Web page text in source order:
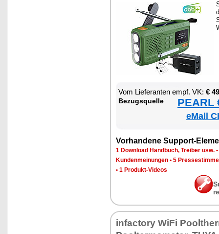
Vom Lie­fe­ran­ten empf. VK: €
Be­zugs­quel­le PEARL
eMall
Vor­han­de­ne Sup­port-
1 Down­load Hand­buch, Trei­ber usw. •
Kun­den­mei­nun­gen • 5
• 1 Pro­dukt-Vi­de­os
in­fac­to­ry Wi­Fi